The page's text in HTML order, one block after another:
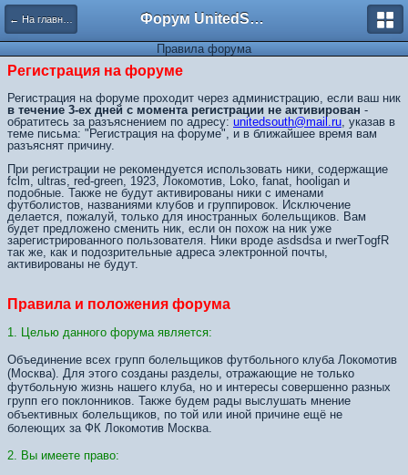
← На главную Форум UnitedSouth
Правила форума
Регистрация на форуме
Регистрация на форуме проходит через администрацию, если ваш ник
в течение 3-ех дней с момента регистрации не активирован -
обратитесь за разъяснением по адресу: unitedsouth@mail.ru, указав в
теме письма: "Регистрация на форуме", и в ближайшее время вам
разъяснят причину.
При регистрации не рекомендуется использовать ники, содержащие
fclm, ultras, red-green, 1923, Локомотив, Loko, fanat, hooligan и
подобные. Также не будут активированы ники с именами
футболистов, названиями клубов и группировок. Исключение
делается, пожалуй, только для иностранных болельщиков. Вам
будет предложено сменить ник, если он похож на ник уже
зарегистрированного пользователя. Ники вроде asdsdsa и rwerTоgfR
так же, как и подозрительные адреса электронной почты,
активированы не будут.
Правила и положения форума
1. Целью данного форума является:
Объединение всех групп болельщиков футбольного клуба Локомотив
(Москва). Для этого созданы разделы, отражающие не только
футбольную жизнь нашего клуба, но и интересы совершенно разных
групп его поклонников. Также будем рады выслушать мнение
объективных болельщиков, по той или иной причине ещё не
болеющих за ФК Локомотив Москва.
2. Вы имеете право: